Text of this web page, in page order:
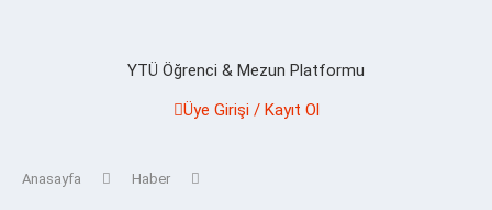
YTÜ Öğrenci & Mezun Platformu
Üye Girişi / Kayıt Ol
Anasayfa Haber